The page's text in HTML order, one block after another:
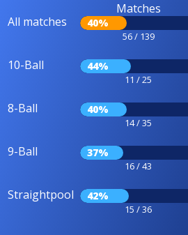
All matches
Matches
40%
56 / 139
10-Ball 44%
11 / 25
8-Ball 40%
14 / 35
9-Ball 37%
16 / 43
Straightpool 42%
15 / 36